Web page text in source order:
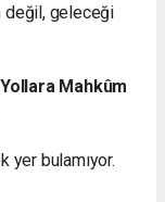
değil, geleceği
Mahkûm
yer bulamıyor.